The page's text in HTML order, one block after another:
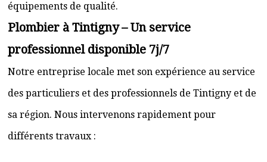
équipements de qualité.
Plombier à Tintigny – Un service
professionnel disponible 7j/7
Notre entreprise locale met son expérience au service
des particuliers et des professionnels de Tintigny et de
sa région. Nous intervenons rapidement pour
différents travaux :